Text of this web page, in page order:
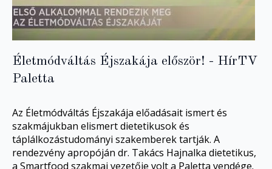
Életmódváltás Éjszakája először! - HírTV
Paletta
Az Életmódváltás Éjszakája előadásait ismert és
szakmájukban elismert dietetikusok és
táplálkozástudományi szakemberek tartják. A
rendezvény apropóján dr. Takács Hajnalka dietetikus,
a Smartfood szakmai vezetője volt a Paletta vendége.